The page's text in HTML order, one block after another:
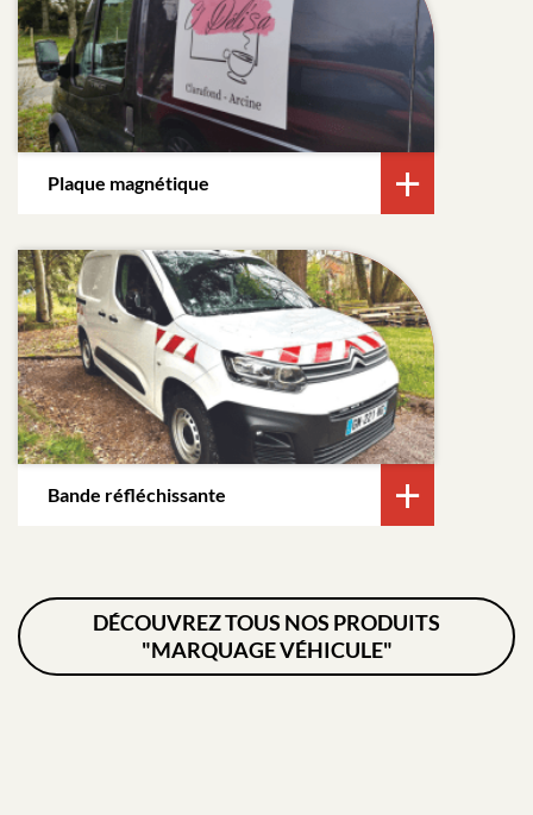
Plaque magnétique
Bande réfléchissante
DÉCOUVREZ TOUS NOS PRODUITS
"MARQUAGE VÉHICULE"